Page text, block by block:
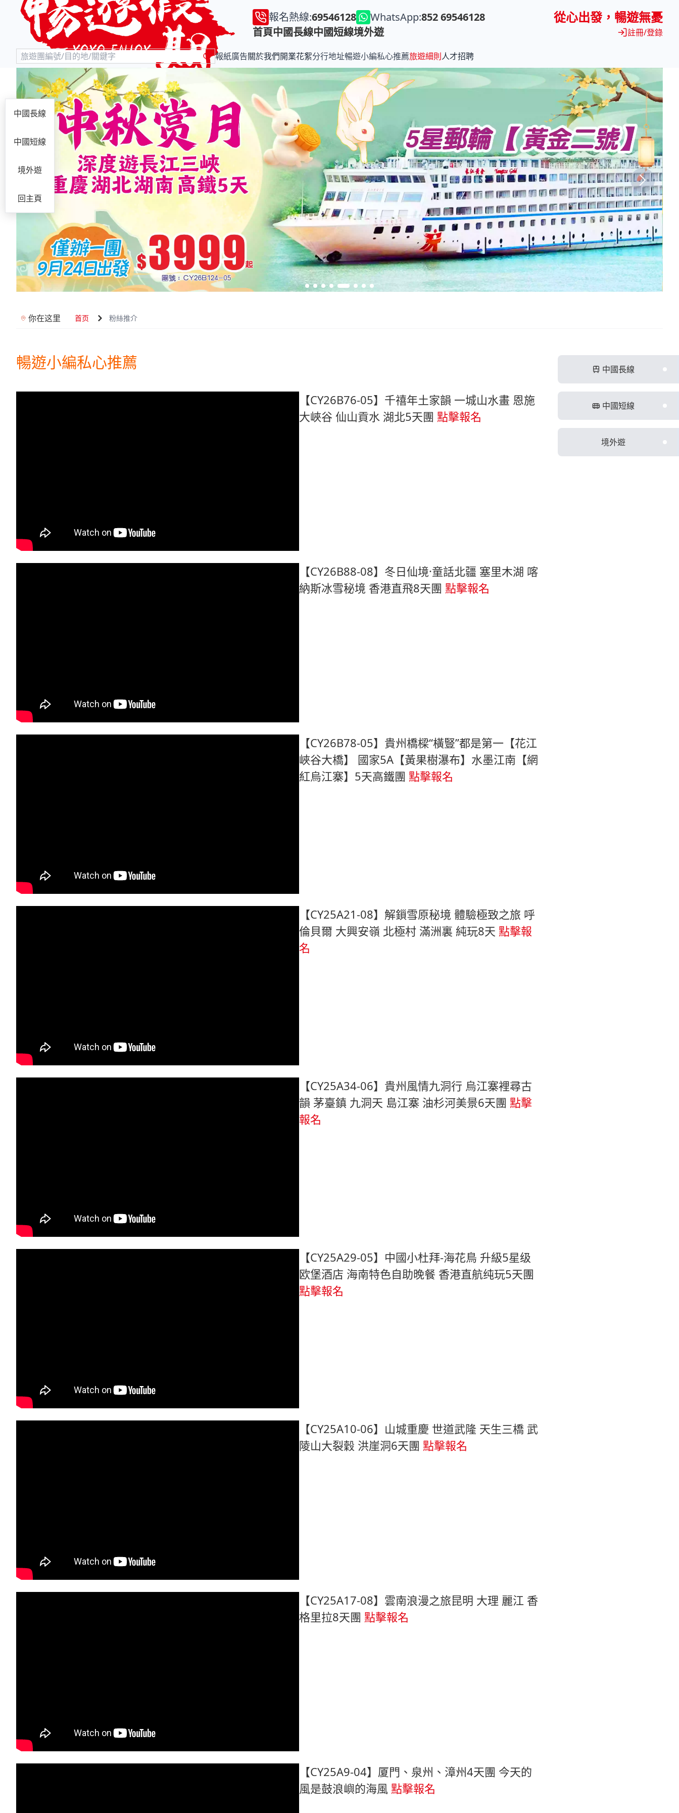
報名熱線:69546128 WhatsApp:852 69546128 從心出發，暢遊無憂
首頁中國長線中國短線境外遊 會員獨家優惠
註冊/登錄
報紙廣告關於我們開業花絮分行地址暢遊小編私心推薦旅遊細則人才招聘
你在这里 首页 粉絲推介
暢遊小編私心推薦
【CY26B76-05】千禧年土家韻 一城山水畫 恩施
大峽谷 仙山貢水 湖北5天團 點擊報名
【CY26B88-08】冬日仙境·童話北疆 塞里木湖 喀
納斯冰雪秘境 香港直飛8天團 點擊報名
【CY26B78-05】貴州橋樑“橫豎”都是第一【花江
峽谷大橋】 國家5A【黃果樹瀑布】水墨江南【網
紅烏江寨】5天高鐵團 點擊報名
【CY25A21-08】解鎻雪原秘境 體驗極致之旅 呼
倫貝爾 大興安嶺 北極村 滿洲裏 純玩8天 點擊報
名
【CY25A34-06】貴州風情九洞行 烏江寨裡尋古
韻 茅臺鎮 九洞天 島江寨 油杉河美景6天團 點擊
報名
【CY25A29-05】中國小杜拜-海花鳥 升級5星级
欧堡酒店 海南特色自助晚餐 香港直航纯玩5天團
點擊報名
【CY25A10-06】山城重慶 世道武隆 天生三橋 武
陵山大裂穀 洪崖洞6天團 點擊報名
【CY25A17-08】雲南浪漫之旅昆明 大理 麗江 香
格里拉8天團 點擊報名
【CY25A9-04】厦門、泉州、漳州4天團 今天的
風是鼓浪嶼的海風 點擊報名
中國長線
中國短線
境外遊
中國長線
中國短線
境外遊
回主頁